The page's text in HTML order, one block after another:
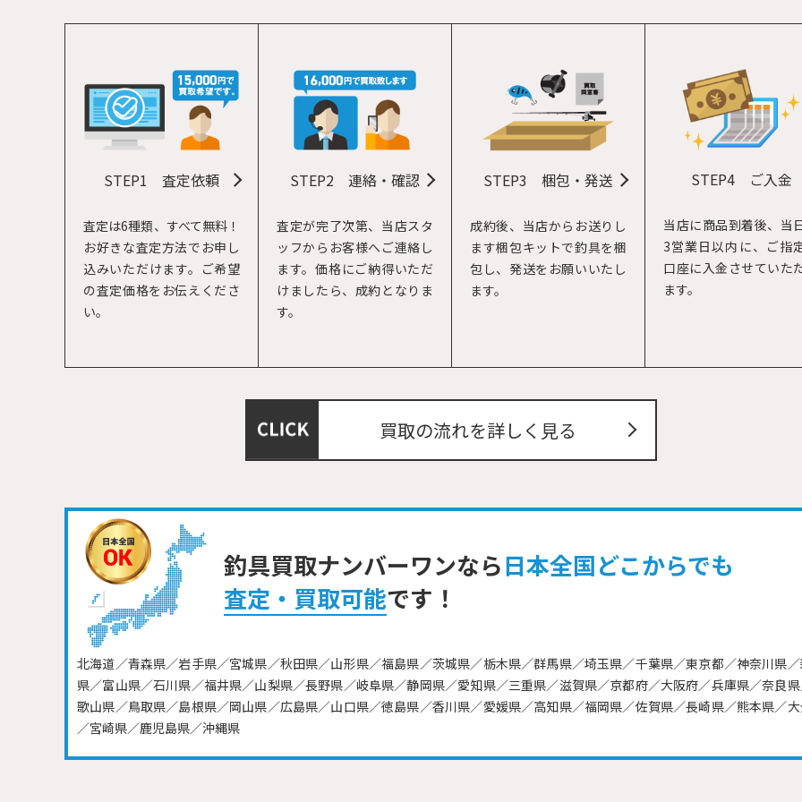
STEP1 査定依頼
査定は6種類、すべて無料！
お好きな査定方法でお申し
込みいただけます。ご希望
の査定価格をお伝えくださ
い。
STEP2 連絡・確認
査定が完了次第、当店スタ
ッフからお客様へご連絡し
ます。価格にご納得いただ
けましたら、成約となりま
す。
STEP3 梱包・発送
成約後、当店からお送りし
ます梱包キットで釣具を梱
包し、発送をお願いいたし
ます。
STEP4 ご入金
当店に商品到着後、当
3営業日以内に、ご指
口座に入金させていた
ます。
買取の流れを詳しく見る
釣具買取ナンバーワンなら日本全国どこからでも
査定・買取可能です！
北海道／青森県／岩手県／宮城県／秋田県／山形県／福島県／茨城県／栃木県／群馬県／埼玉県／千葉県／東京都／神奈川県
県／富山県／石川県／福井県／山梨県／長野県／岐阜県／静岡県／愛知県／三重県／滋賀県／京都府／大阪府／兵庫県／奈良
歌山県／鳥取県／島根県／岡山県／広島県／山口県／徳島県／香川県／愛媛県／高知県／福岡県／佐賀県／長崎県／熊本県／
／宮崎県／鹿児島県／沖縄県